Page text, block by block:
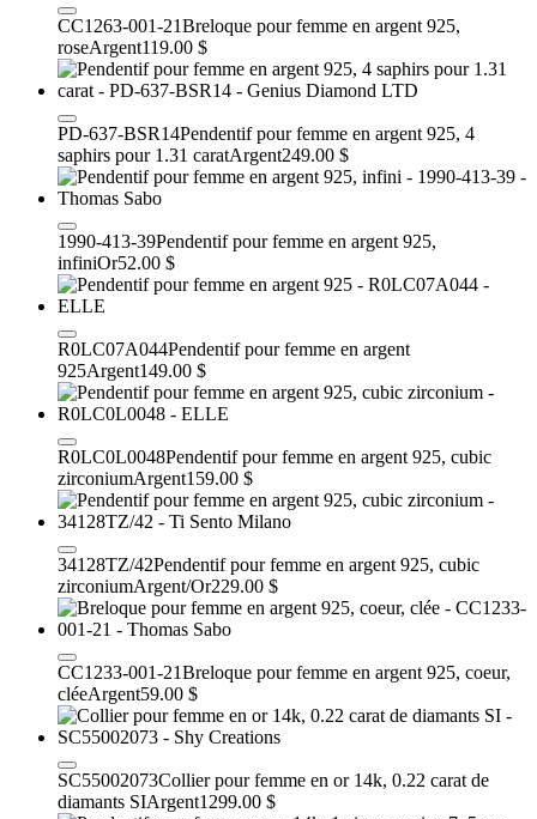
CC1263-001-21Breloque pour femme en argent 925,
roseArgent119.00 $
PD-637-BSR14Pendentif pour femme en argent 925, 4
saphirs pour 1.31 caratArgent249.00 $
1990-413-39Pendentif pour femme en argent 925,
infiniOr52.00 $
R0LC07A044Pendentif pour femme en argent
925Argent149.00 $
R0LC0L0048Pendentif pour femme en argent 925, cubic
zirconiumArgent159.00 $
34128TZ/42Pendentif pour femme en argent 925, cubic
zirconiumArgent/Or229.00 $
CC1233-001-21Breloque pour femme en argent 925, coeur,
cléeArgent59.00 $
SC55002073Collier pour femme en or 14k, 0.22 carat de
diamants SIArgent1299.00 $